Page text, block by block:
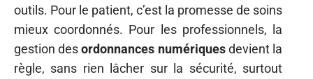
outils. Pour le patient, c’est la promesse de soins
mieux coordonnés. Pour les professionnels, la
gestion desordonnances numériquesdevient la
règle, sans rien lâcher sur la sécurité, surtout